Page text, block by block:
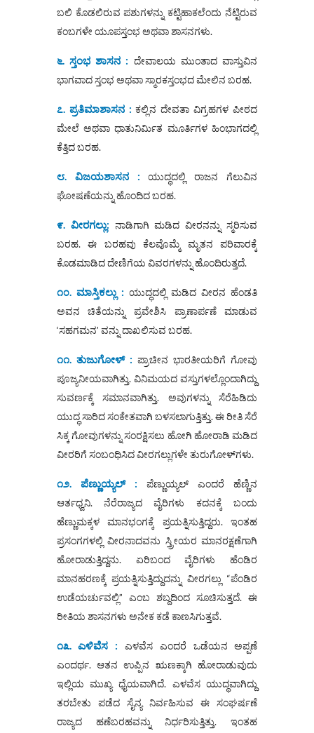
ಬಲಿ ಕೊಡಲಿರುವ ಪಶುಗಳನ್ನು ಕಟ್ಟಿಹಾಕಲೆಂದು ನೆಟ್ಟಿರುವ
ಕಂಬಗಳೇ ಯೂಪಸ್ತಂಭ ಅಥವಾ ಶಾಸನಗಳು.
೬. ಸ್ತಂಭ ಶಾಸನ : ದೇವಾಲಯ ಮುಂತಾದ ವಾಸ್ತುವಿನ
ಭಾಗವಾದ ಸ್ತಂಭ ಅಥವಾ ಸ್ಮಾರಕಸ್ತಂಭದ ಮೇಲಿನ ಬರಹ.
೭. ಪ್ರತಿಮಾಶಾಸನ : ಕಲ್ಲಿನ ದೇವತಾ ವಿಗ್ರಹಗಳ ಪೀಠದ
ಮೇಲೆ ಅಥವಾ ಧಾತುನಿರ್ಮಿತ ಮೂರ್ತಿಗಳ ಹಿಂಭಾಗದಲ್ಲಿ
ಕೆತ್ತಿದ ಬರಹ.
೮. ವಿಜಯಶಾಸನ :
ಯುದ್ಧದಲ್ಲಿ ರಾಜನ ಗೆಲುವಿನ
ಘೋಷಣೆಯನ್ನು ಹೊಂದಿದ ಬರಹ.
೯. ವೀರಗಲ್ಲು: ನಾಡಿಗಾಗಿ ಮಡಿದ ವೀರನನ್ನು ಸ್ಮರಿಸುವ
ಬರಹ. ಈ ಬರಹವು ಕೆಲವೊಮ್ಮೆ ಮೃತನ ಪರಿವಾರಕ್ಕೆ
ಕೊಡಮಾಡಿದ ದೇಣಿಗೆಯ ವಿವರಗಳನ್ನು ಹೊಂದಿರುತ್ತದೆ.
೧೦. ಮಾಸ್ತಿಕಲ್ಲು : ಯುದ್ಧದಲ್ಲಿ ಮಡಿದ ವೀರನ ಹೆಂಡತಿ
ಅವನ ಚಿತೆಯನ್ನು ಪ್ರವೇಶಿಸಿ ಪ್ರಾಣಾರ್ಪಣೆ ಮಾಡುವ
‘ಸಹಗಮನ’ ವನ್ನು ದಾಖಲಿಸುವ ಬರಹ.
೧೧. ತುಜುಗೋಳ್ : ಪ್ರಾಚೀನ ಭಾರತೀಯರಿಗೆ ಗೋವು
ಪೂಜ್ಯನೀಯವಾಗಿತ್ತು. ವಿನಿಮಯದ ವಸ್ತುಗಳಲ್ಲೊಂದಾಗಿದ್ದು
ಸುವರ್ಣಕ್ಕೆ ಸಮಾನವಾಗಿತ್ತು. ಅವುಗಳನ್ನು ಸೆರೆಹಿಡಿದು
ಯುದ್ಧ ಸಾರಿದ ಸಂಕೇತವಾಗಿ ಬಳಸಲಾಗುತ್ತಿತ್ತು. ಈ ರೀತಿ ಸೆರೆ
ಸಿಕ್ಕ ಗೋವುಗಳನ್ನು ಸಂರಕ್ಷಿಸಲು ಹೋಗಿ ಹೋರಾಡಿ ಮಡಿದ
ವೀರರಿಗೆ ಸಂಬಂಧಿಸಿದ ವೀರಗಲ್ಲುಗಳೇ ತುರುಗೋಳ್‌ಗಳು.
೧೨. ಪೆಣ್ಣುಯ್ಯಲ್ : ಪೆಣ್ಣುಯ್ಯಲ್ ಎಂದರೆ ಹೆಣ್ಣಿನ
ಆರ್ತಧ್ವನಿ. ನೆರೆರಾಜ್ಯದ ವೈರಿಗಳು ಕದನಕ್ಕೆ ಬಂದು
ಹೆಣ್ಣುಮಕ್ಕಳ ಮಾನಭಂಗಕ್ಕೆ ಪ್ರಯತ್ನಿಸುತ್ತಿದ್ದರು. ಇಂತಹ
ಪ್ರಸಂಗಗಳಲ್ಲಿ ವೀರನಾದವನು ಸ್ತ್ರೀಯರ ಮಾನರಕ್ಷಣೆಗಾಗಿ
ಹೋರಾಡುತ್ತಿದ್ದನು. ಏರಿಬಂದ ವೈರಿಗಳು ಹೆಂಡಿರ
ಮಾನಹರಣಕ್ಕೆ ಪ್ರಯತ್ನಿಸುತ್ತಿದ್ದುದನ್ನು ವೀರಗಲ್ಲು “ಪೆಂಡಿರ
ಉಡೆಯರ್ಚುವಲ್ಲಿ” ಎಂಬ ಶಬ್ದದಿಂದ ಸೂಚಿಸುತ್ತದೆ. ಈ
ರೀತಿಯ ಶಾಸನಗಳು ಅನೇಕ ಕಡೆ ಕಾಣಸಿಗುತ್ತವೆ.
೧೩. ಎಳಿವೆಸ : ಎಳವೆಸ ಎಂದರೆ ಒಡೆಯನ ಅಪ್ಪಣೆ
ಎಂದರ್ಥ. ಆತನ ಉಪ್ಪಿನ ಋಣಕ್ಕಾಗಿ ಹೋರಾಡುವುದು
ಇಲ್ಲಿಯ ಮುಖ್ಯ ಧೈಯವಾಗಿದೆ. ಎಳವೆಸ ಯುದ್ಧವಾಗಿದ್ದು
ತರಬೇತು ಪಡೆದ ಸೈನ್ಯ ನಿರ್ವಹಿಸುವ ಈ ಸಂಘರ್ಷಣೆ
ರಾಜ್ಯದ ಹಣೆಬರಹವನ್ನು ನಿರ್ಧರಿಸುತ್ತಿತ್ತು. ಇಂತಹ